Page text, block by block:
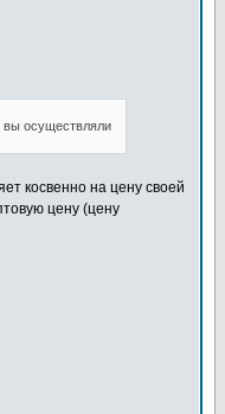
вы осуществляли
косвенно на цену своей
цену (цену